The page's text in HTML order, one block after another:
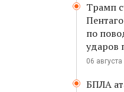
Трамп
по
ударов
06
БПЛА